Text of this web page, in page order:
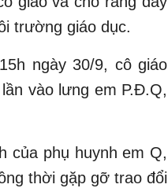
trường giáo dục.
ngày 30/9, cô giáo
vào lưng em P.Đ.Q,
của phụ huynh em Q,
thời gặp gỡ trao đổi